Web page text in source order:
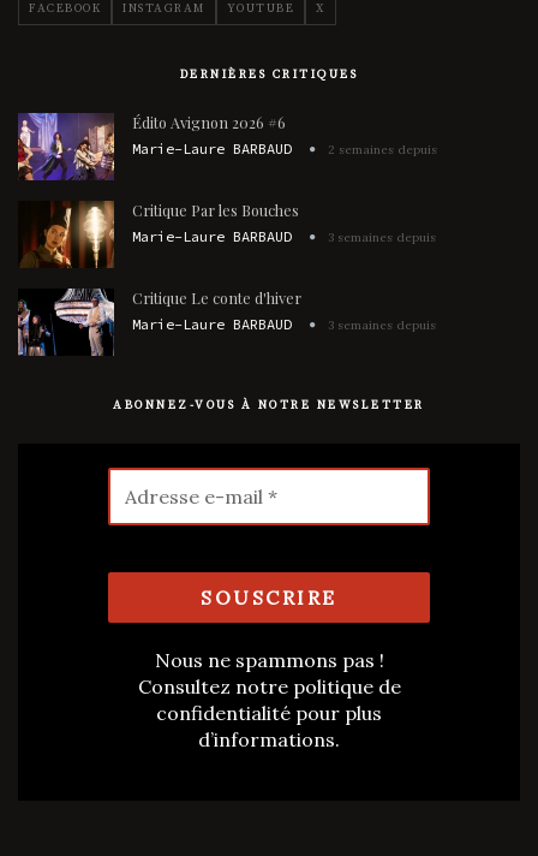
FACEBOOK INSTAGRAM YOUTUBE X
DERNIÈRES CRITIQUES
Édito Avignon 2026 #6
Marie-Laure BARBAUD 2 semaines depuis
Critique Par les Bouches
Marie-Laure BARBAUD 3 semaines depuis
Critique Le conte d'hiver
Marie-Laure BARBAUD 3 semaines depuis
ABONNEZ-VOUS À NOTRE NEWSLETTER
Nous ne spammons pas !
Consultez notre politique de
confidentialité pour plus
d’informations.